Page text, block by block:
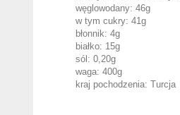
węglowodany: 46g
w tym cukry: 41g
błonnik: 4g
białko: 15g
sól: 0,20g
waga: 400g
kraj pochodzenia: Turcja